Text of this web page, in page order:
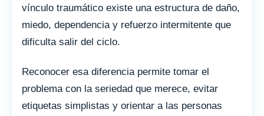
vínculo traumático existe una estructura de daño,
miedo, dependencia y refuerzo intermitente que
dificulta salir del ciclo.
Reconocer esa diferencia permite tomar el
problema con la seriedad que merece, evitar
etiquetas simplistas y orientar a las personas